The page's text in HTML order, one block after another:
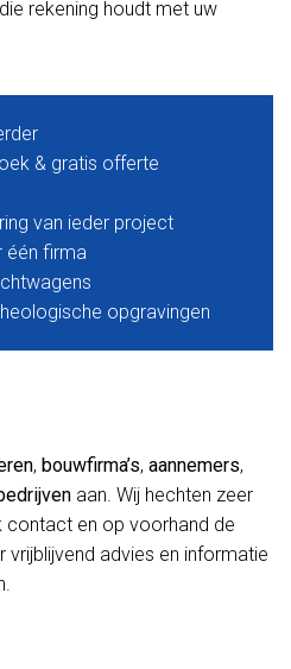
rekening houdt met uw
& gratis offerte
van ieder project
één firma
opgravingen
, bouwfirma’s, aannemers,
aan. Wij hechten zeer
contact en op voorhand de
vrijblijvend advies en informatie